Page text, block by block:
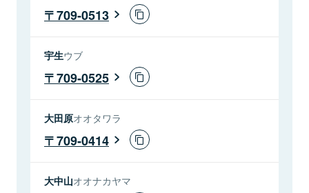
709-0513
宇生ウブ
709-0525
大田原オオタワラ
709-0414
大中山オオナカヤマ